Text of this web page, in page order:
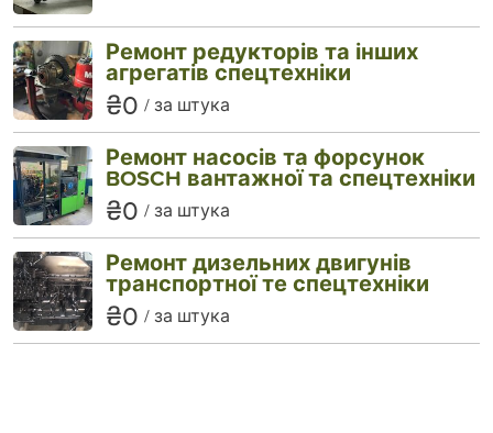
Ремонт редукторів та інших
агрегатів спецтехніки
₴0 за штука
Ремонт насосів та форсунок
BOSCH вантажної та спецтехніки
₴0 за штука
Ремонт дизельних двигунів
транспортної те спецтехніки
₴0 за штука